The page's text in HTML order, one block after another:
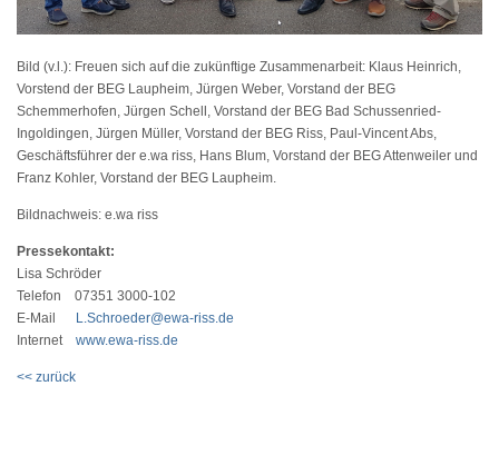
Bild (v.l.): Freuen sich auf die zukünftige Zusammenarbeit: Klaus Heinrich,
Vorstend der BEG Laupheim, Jürgen Weber, Vorstand der BEG
Schemmerhofen, Jürgen Schell, Vorstand der BEG Bad Schussenried-
Ingoldingen, Jürgen Müller, Vorstand der BEG Riss, Paul-Vincent Abs,
Geschäftsführer der e.wa riss, Hans Blum, Vorstand der BEG Attenweiler und
Franz Kohler, Vorstand der BEG Laupheim.
Bildnachweis: e.wa riss
Pressekontakt:
Lisa Schröder
Telefon 07351 3000-102
E-Mail
L.Schroeder@ewa-riss.de
Internet www.ewa-riss.de
<< zurück